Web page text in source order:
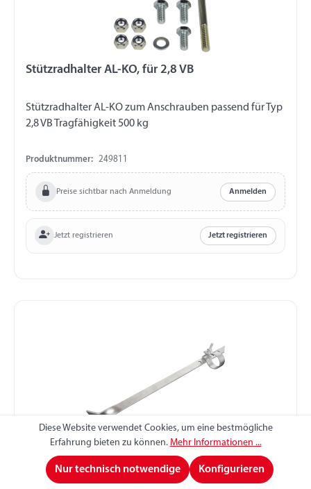
Stützradhalter AL-KO, für 2,8 VB
Stützradhalter AL-KO zum Anschrauben passend für Typ
2,8 VB Tragfähigkeit 500 kg
Produktnummer: 249811
Preise sichtbar nach Anmeldung Anmelden
Jetzt registrieren Jetzt registrieren
Stützradstrebe mit Rohrschelle, Rohr-Ø 60 mm
Diese Website verwendet Cookies, um eine bestmögliche
Erfahrung bieten zu können. Mehr Informationen ...
Nur technisch notwendige Konfigurieren